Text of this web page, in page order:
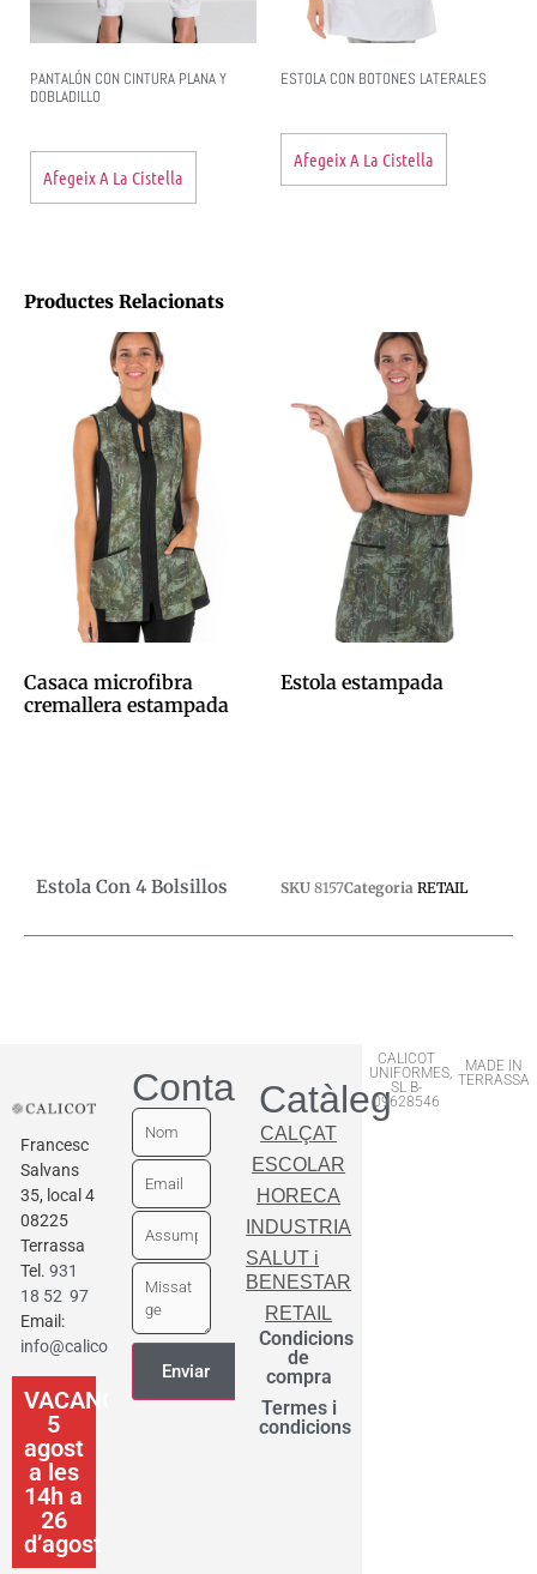
PANTALÓN CON CINTURA PLANA Y
DOBLADILLO
Afegeix A La Cistella
ESTOLA CON BOTONES LATERALES
Afegeix A La Cistella
Productes Relacionats
Casaca microfibra
cremallera estampada
Estola estampada
Estola Con 4 Bolsillos SKU 8157Categoria RETAIL
Francesc
Salvans
35, local 4
08225
Terrassa
Tel. 931
18 52 97
Email:
info@calicot.cat
VACANCES
5
agost
a les
14h a
26
d’agost
ContactarCatàleg
CALÇAT
ESCOLAR
HORECA
INDUSTRIA
SALUT i
BENESTAR
RETAIL
Condicions
de
compra
Termes i
condicions
CALICOT
UNIFORMES,
SL B-
09628546
MADE IN
TERRASSA